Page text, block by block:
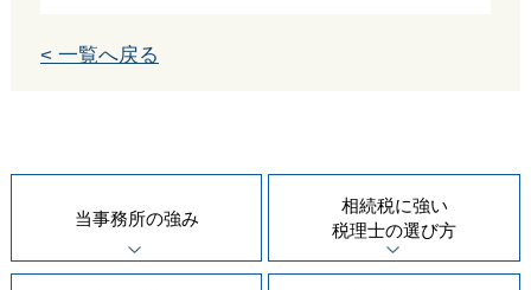
< 一覧へ戻る
当事務所の強み
相続税に強い
税理士の選び方